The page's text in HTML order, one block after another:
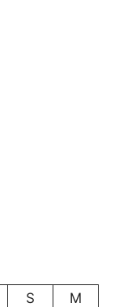
S
M